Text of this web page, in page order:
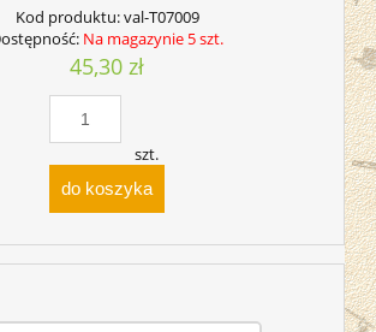
Kod produktu:val-T07009
Na magazynie 5 szt.
45,30 zł
szt.
do koszyka